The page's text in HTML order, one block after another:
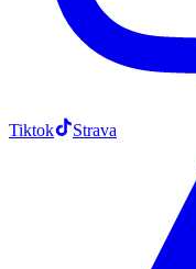
Tiktok Strava